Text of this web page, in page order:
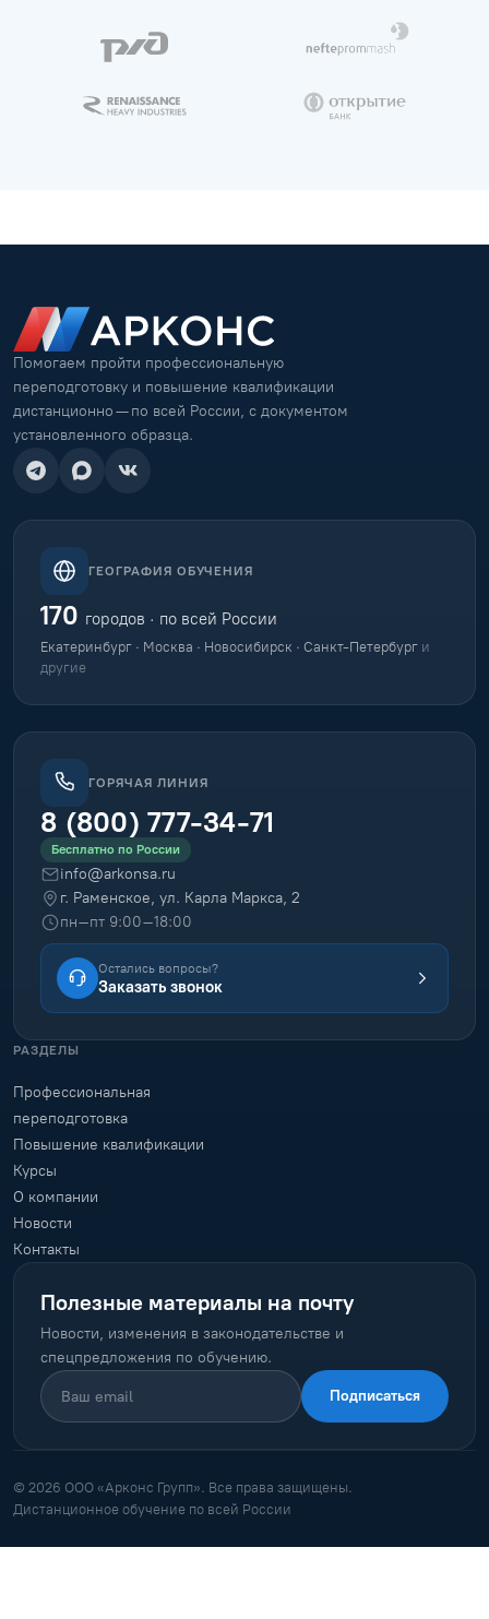
Помогаем пройти профессиональную
переподготовку и повышение квалификации
дистанционно — по всей России, с документом
установленного образца.
ГЕОГРАФИЯ ОБУЧЕНИЯ
170 городов · по всей России
Екатеринбург · Москва · Новосибирск · Санкт-Петербург и
другие
ГОРЯЧАЯ ЛИНИЯ
8 (800) 777-34-71
Бесплатно по России
info@arkonsa.ru
г. Раменское, ул. Карла Маркса, 2
пн–пт 9:00–18:00
Остались вопросы?
Заказать звонок
РАЗДЕЛЫ
Профессиональная
переподготовка
Повышение квалификации
Курсы
О компании
Новости
Контакты
Полезные материалы на почту
Новости, изменения в законодательстве и
спецпредложения по обучению.
Подписаться
© 2026 ООО «Арконс Групп». Все права защищены.
Дистанционное обучение по всей России